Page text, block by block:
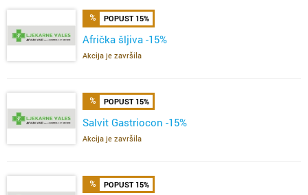
POPUST 15%
Afrička šljiva -15%
Akcija je završila
POPUST 15%
Salvit Gastriocon -15%
Akcija je završila
POPUST 15%